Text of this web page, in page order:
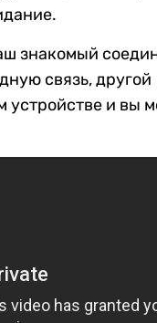
знакомый
связь, другой
устройстве и вы